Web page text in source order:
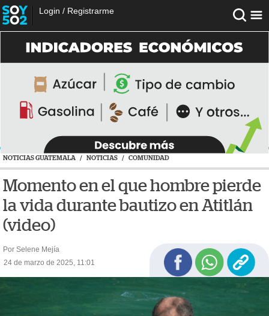
Login / Registrarme
NOTICIAS GUATEMALA / NOTICIAS / COMUNIDAD
Momento en el que hombre pierde
la vida durante bautizo en Atitlán
(video)
Por Selene Mejía
24 de marzo de 2025, 11:01